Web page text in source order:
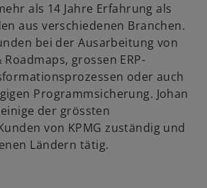
e
r
n
e
u
e
n
R
e
als 14 Jahre Erfahrung als
aus verschiedenen Branchen.
bei der Ausarbeitung von
Roadmaps, grossen ERP-
oder auch
Programmsicherung. Johan
der grössten
von KPMG zuständig und
Ländern tätig.